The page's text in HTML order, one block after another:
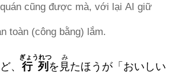
cũng được mà, với lại AI giữ
toàn (công bằng) lắm.
、 行列
ぎょうれつ
を 見
み
たほうが「おいしい